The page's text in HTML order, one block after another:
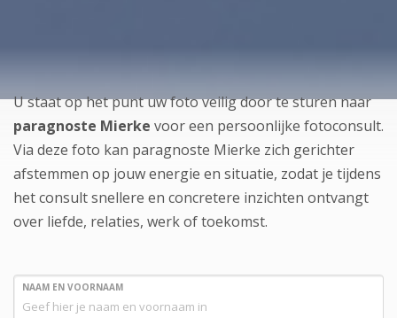
U staat op het punt uw foto veilig door te sturen naar
paragnoste Mierke voor een persoonlijke fotoconsult.
Via deze foto kan paragnoste Mierke zich gerichter
afstemmen op jouw energie en situatie, zodat je tijdens
het consult snellere en concretere inzichten ontvangt
over liefde, relaties, werk of toekomst.
NAAM EN VOORNAAM